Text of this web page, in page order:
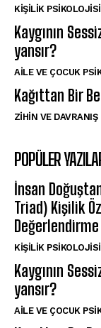
KIŞILIK PSIKOLOJISI
Kaygının
yansır?
AILE VE ÇOCUK
Kağıttan Bir
⁠ZIHIN VE DAVRANIŞ
POPÜLER
İnsan
Triad) Kişilik
Değerlendirme
KIŞILIK PSIKOLOJISI
Kaygının
yansır?
AILE VE ÇOCUK